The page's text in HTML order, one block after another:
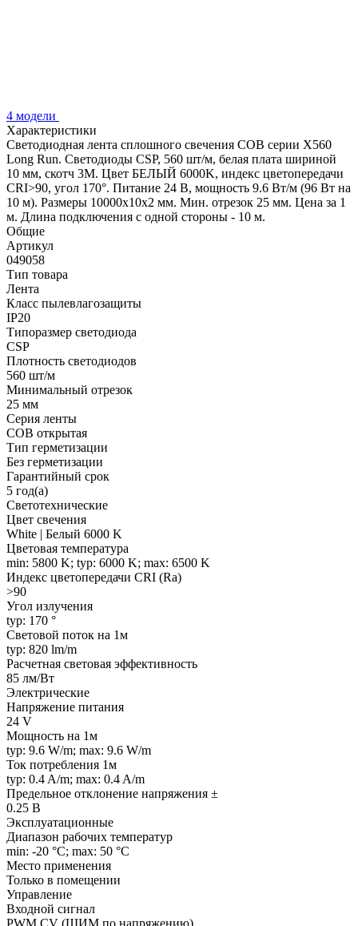
4 модели
Характеристики
Светодиодная лента сплошного свечения COB серии X560
Long Run. Светодиоды CSP, 560 шт/м, белая плата шириной
10 мм, скотч 3M. Цвет БЕЛЫЙ 6000K, индекс цветопередачи
CRI>90, угол 170°. Питание 24 В, мощность 9.6 Вт/м (96 Вт на
10 м). Размеры 10000х10х2 мм. Мин. отрезок 25 мм. Цена за 1
м. Длина подключения с одной стороны - 10 м.
Общие
Артикул
049058
Тип товара
Лента
Класс пылевлагозащиты
IP20
Типоразмер светодиода
CSP
Плотность светодиодов
560 шт/м
Минимальный отрезок
25 мм
Серия ленты
COB открытая
Тип герметизации
Без герметизации
Гарантийный срок
5 год(а)
Светотехнические
Цвет свечения
White | Белый 6000 K
Цветовая температура
min: 5800 K; typ: 6000 K; max: 6500 K
Индекс цветопередачи CRI (Ra)
>90
Угол излучения
typ: 170 °
Световой поток на 1м
typ: 820 lm/m
Расчетная световая эффективность
85 лм/Вт
Электрические
Напряжение питания
24 V
Мощность на 1м
typ: 9.6 W/m; max: 9.6 W/m
Ток потребления 1м
typ: 0.4 A/m; max: 0.4 A/m
Предельное отклонение напряжения ±
0.25 В
Эксплуатационные
Диапазон рабочих температур
min: -20 °C; max: 50 °C
Место применения
Только в помещении
Управление
Входной сигнал
PWM СV (ШИМ по напряжению)